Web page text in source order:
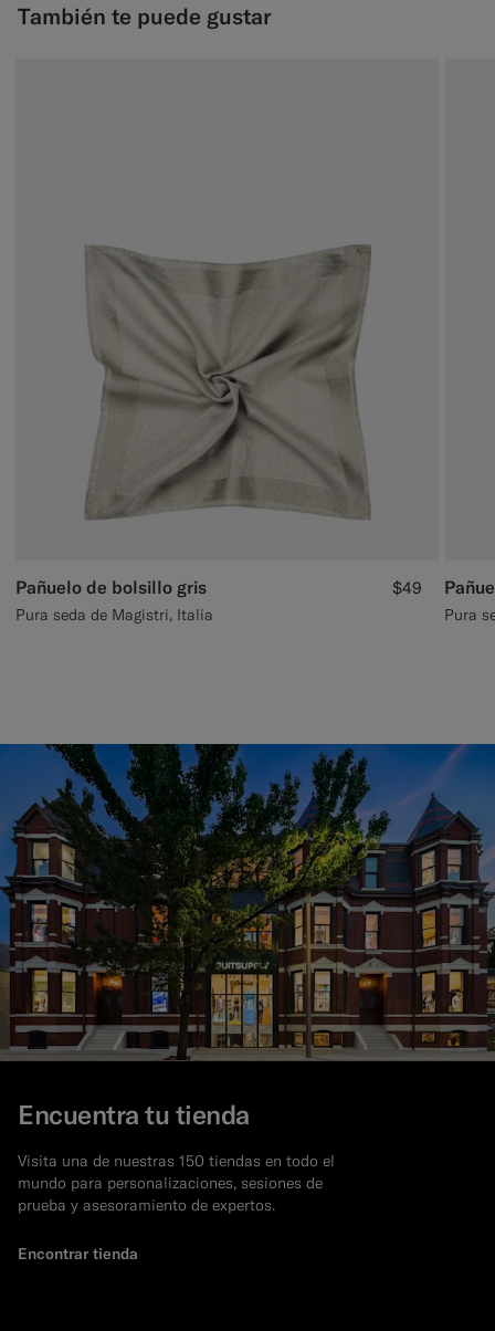
También te puede gustar
Pañuelo de bolsillo gris
Pura seda de Magistri, Italia
$49
Pura
Encuentra tu tienda
Visita una de nuestras 150 tiendas en todo el
mundo para personalizaciones, sesiones de
prueba y asesoramiento de expertos.
Encontrar tienda